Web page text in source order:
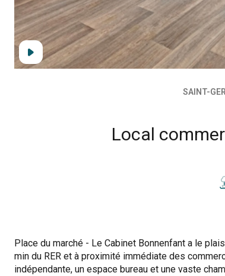
SAINT-
Place du marché - Le Cabinet Bonnenfant a le
min du RER et à proximité immédiate des
indépendante, un espace bureau et une vaste